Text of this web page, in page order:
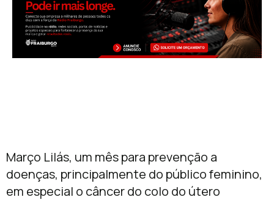
Março Lilás, um mês para prevenção a
doenças, principalmente do público feminino,
em especial o câncer do colo do útero